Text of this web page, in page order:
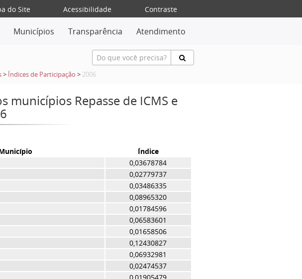
do Site Acessibilidade
Contraste
Municípios Transparência Atendimento
> Índices de Participação > 2006
municípios Repasse de ICMS e
Índice
0,03678784
0,02779737
0,03486335
0,08965320
0,01784596
0,06583601
0,01658506
0,12430827
0,06932981
0,02474537